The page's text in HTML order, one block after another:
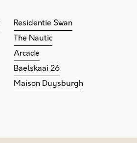
Residentie Swan
The Nautic
Arcade
Baelskaai 26
Maison Duysburgh